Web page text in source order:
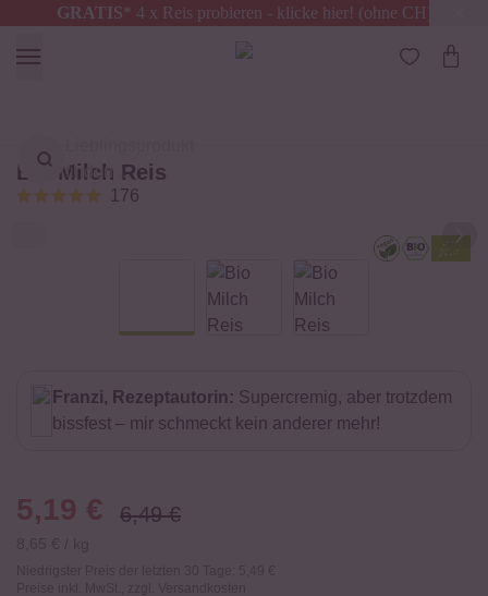
GRATIS * 4 x Reis probieren - klicke hier! (ohne CH)
Österreich Kostenloser Versand
finden ...
Bio Milch Reis
176
Franzi, Rezeptautorin: Supercremig, aber trotzdem
bissfest – mir schmeckt kein anderer mehr!
5,19 € 6,49€